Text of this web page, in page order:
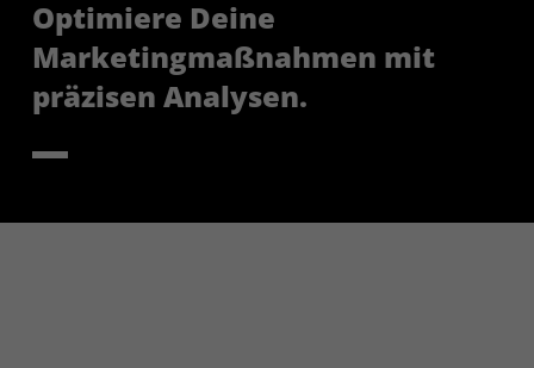
Optimiere Deine
Marketingmaßnahmen mit
präzisen Analysen.